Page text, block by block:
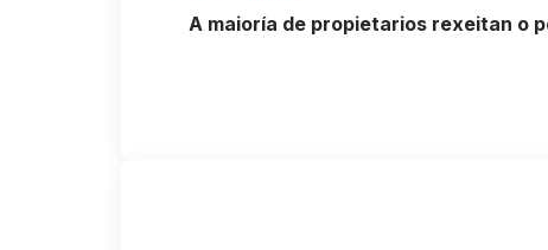
A maioría de propietarios rexeitan o